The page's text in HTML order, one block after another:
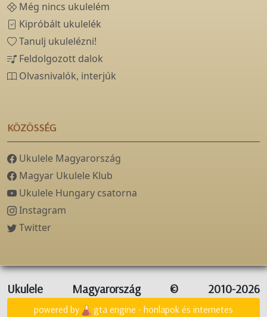
Még nincs ukulelém
Kipróbált ukulelék
Tanulj ukulelézni!
Feldolgozott dalok
Olvasnivalók, interjúk
KÖZÖSSÉG
Ukulele Magyarország
Magyar Ukulele Klub
Ukulele Hungary csatorna
Instagram
Twitter
Ukulele Magyarország © 2010-2026
powered by gta engine - honlapok és internetes